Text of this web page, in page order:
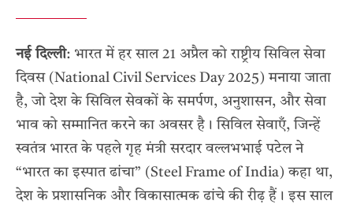
नई दिल्ली: भारत में हर साल 21 अप्रैल को राष्ट्रीय सिविल सेवा
दिवस (National Civil Services Day 2025) मनाया जाता
है, जो देश के सिविल सेवकों के समर्पण, अनुशासन, और सेवा
भाव को सम्मानित करने का अवसर है। सिविल सेवाएँ, जिन्हें
स्वतंत्र भारत के पहले गृह मंत्री सरदार वल्लभभाई पटेल ने
“भारत का इस्पात ढांचा” (Steel Frame of India) कहा था,
देश के प्रशासनिक और विकासात्मक ढांचे की रीढ़ हैं। इस साल